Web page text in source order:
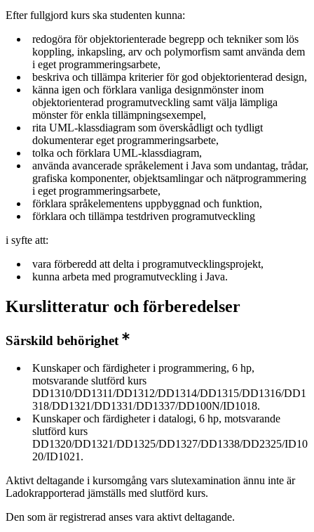
Efter fullgjord kurs ska studenten kunna:
redogöra för objektorienterade begrepp och tekniker som lös
koppling, inkapsling, arv och polymorfism samt använda dem
i eget programmeringsarbete,
beskriva och tillämpa kriterier för god objektorienterad design,
känna igen och förklara vanliga designmönster inom
objektorienterad programutveckling samt välja lämpliga
mönster för enkla tillämpningsexempel,
rita UML-klassdiagram som överskådligt och tydligt
dokumenterar eget programmeringsarbete,
tolka och förklara UML-klassdiagram,
använda avancerade språkelement i Java som undantag, trådar,
grafiska komponenter, objektsamlingar och nätprogrammering
i eget programmeringsarbete,
förklara språkelementens uppbyggnad och funktion,
förklara och tillämpa testdriven programutveckling
i syfte att:
vara förberedd att delta i programutvecklingsprojekt,
kunna arbeta med programutveckling i Java.
Kurslitteratur och förberedelser
Särskild behörighet
Kunskaper och färdigheter i programmering, 6 hp,
motsvarande slutförd kurs
DD1310/DD1311/DD1312/DD1314/DD1315/DD1316/DD1
318/DD1321/DD1331/DD1337/DD100N/ID1018.
Kunskaper och färdigheter i datalogi, 6 hp, motsvarande
slutförd kurs
DD1320/DD1321/DD1325/DD1327/DD1338/DD2325/ID10
20/ID1021.
Aktivt deltagande i kursomgång vars slutexamination ännu inte är
Ladokrapporterad jämställs med slutförd kurs.
Den som är registrerad anses vara aktivt deltagande.